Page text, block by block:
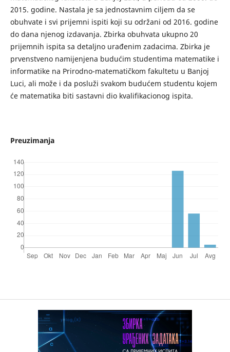
2015. godine. Nastala je sa jednostavnim ciljem da se
obuhvate i svi prijemni ispiti koji su održani od 2016. godine
do dana njenog izdavanja. Zbirka obuhvata ukupno 20
prijemnih ispita sa detaljno urađenim zadacima. Zbirka je
prvenstveno namijenjena budućim studentima matematike i
informatike na Prirodno-matematičkom fakultetu u Banjoj
Luci, ali može i da posluži svakom budućem studentu kojem
će matematika biti sastavni dio kvalifikacionog ispita.
Preuzimanja